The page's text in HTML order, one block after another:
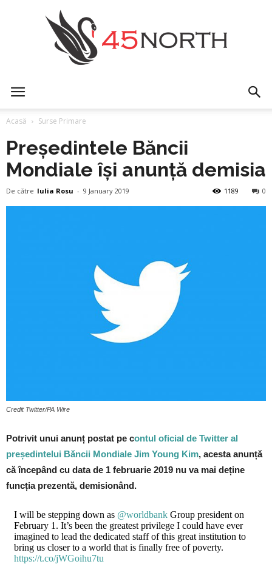
Acasă Surse Primare
Președintele Băncii
Mondiale își anunță demisia
De către Iulia Rosu - 9 January 2019 0
1189
Credit Twitter/PA Wire
Potrivit unui anunț postat pe contul oficial de Twitter al
președintelui Băncii Mondiale Jim Young Kim, acesta anunță
că începând cu data de 1 februarie 2019 nu va mai deține
funcția prezentă, demisionând.
I will be stepping down as @worldbankGroup president on
February 1. It’s been the greatest privilege I could have ever
imagined to lead the dedicated staff of this great institution to
bring us closer to a world that is finally free of poverty.
https://t.co/jWGoihu7tu